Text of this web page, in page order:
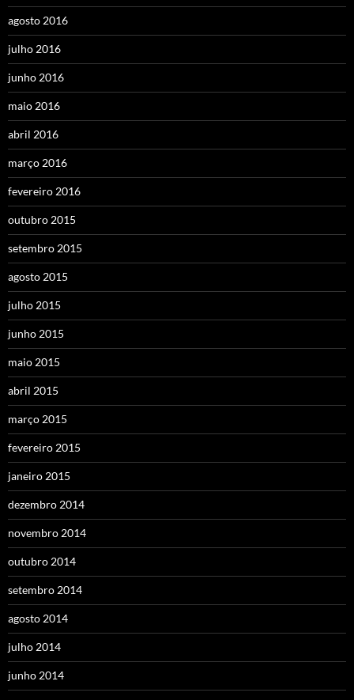
agosto 2016
julho 2016
junho 2016
maio 2016
abril 2016
março 2016
fevereiro 2016
outubro 2015
setembro 2015
agosto 2015
julho 2015
junho 2015
maio 2015
abril 2015
março 2015
fevereiro 2015
janeiro 2015
dezembro 2014
novembro 2014
outubro 2014
setembro 2014
agosto 2014
julho 2014
junho 2014